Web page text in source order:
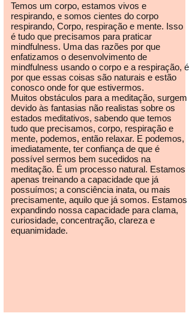
Temos um corpo, estamos vivos e
respirando, e somos cientes do corpo
respirando, Corpo, respiração e mente. Isso
é tudo que precisamos para praticar
mindfulness. Uma das razões por que
enfatizamos o desenvolvimento de
mindfulness usando o corpo e a respiração, é
por que essas coisas são naturais e estão
conosco onde for que estivermos.
Muitos obstáculos para a meditação, surgem
devido às fantasias não realistas sobre os
estados meditativos, sabendo que temos
tudo que precisamos, corpo, respiração e
mente, podemos, então relaxar. E podemos,
imediatamente, ter confiança de que é
possível sermos bem sucedidos na
meditação. É um processo natural. Estamos
apenas treinando a capacidade que já
possuímos; a consciência inata, ou mais
precisamente, aquilo que já somos. Estamos
expandindo nossa capacidade para clama,
curiosidade, concentração, clareza e
equanimidade.